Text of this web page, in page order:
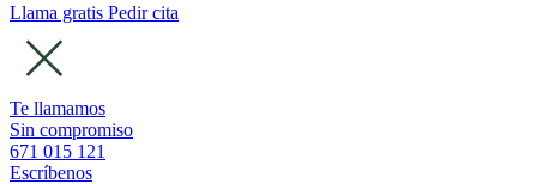
Llama gratis Pedir cita
Te llamamos
Sin compromiso
671 015 121
Escríbenos